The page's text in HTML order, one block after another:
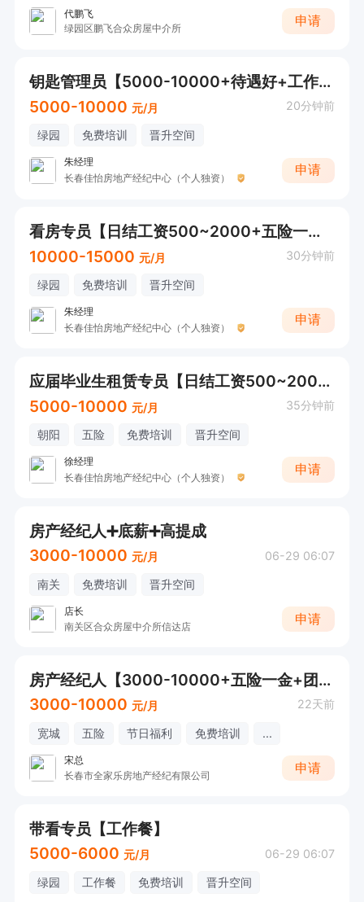
代鹏飞
绿园区鹏飞合众房屋中介所
申请
钥匙管理员【5000-10000+待遇好+工作轻松】
5000-10000 元/月 20分钟前
绿园 免费培训 晋升空间
朱经理
长春佳怡房地产经纪中心（个人独资）
申请
看房专员【日结工资500~2000+五险一金+高提成】
10000-15000 元/月 30分钟前
绿园 免费培训 晋升空间
朱经理
长春佳怡房地产经纪中心（个人独资）
申请
应届毕业生租赁专员【日结工资500~2000+五险一金+高提成】
5000-10000 元/月 35分钟前
朝阳 五险 免费培训 晋升空间
徐经理
长春佳怡房地产经纪中心（个人独资）
申请
房产经纪人➕底薪➕高提成
3000-10000 元/月 06-29 06:07
南关 免费培训 晋升空间
店长
南关区合众房屋中介所信达店
申请
房产经纪人【3000-10000+五险一金+团建】
3000-10000 元/月 22天前
宽城 五险 节日福利 免费培训 ...
宋总
长春市全家乐房地产经纪有限公司
申请
带看专员【工作餐】
5000-6000 元/月 06-29 06:07
绿园 工作餐 免费培训 晋升空间